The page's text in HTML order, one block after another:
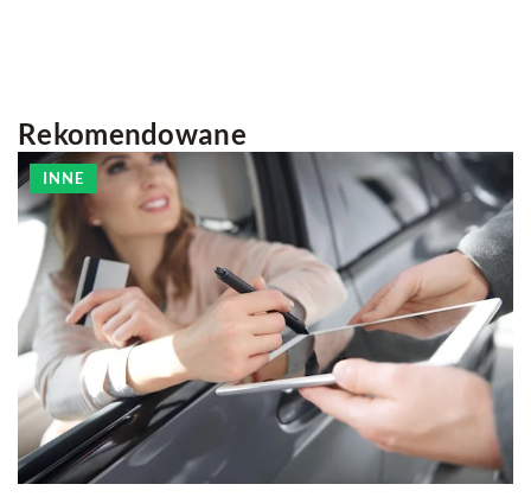
Rekomendowane
INNE